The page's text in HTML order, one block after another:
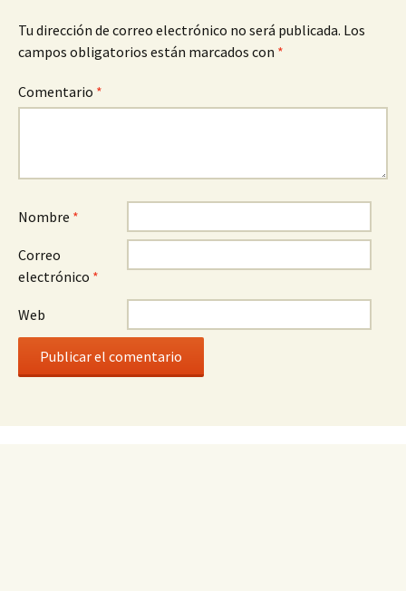
Tu dirección de correo electrónico no será publicada. Los
campos obligatorios están marcados con *
Comentario *
Nombre *
Correo
electrónico *
Web